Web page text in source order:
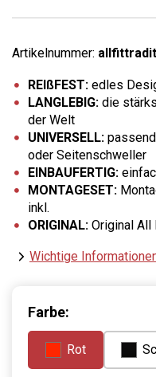
Artikelnummer:
REIßFEST: edles
LANGLEBIG: die
der Welt
UNIVERSELL:
oder Seitenschweller
EINBAUFERTIG:
MONTAGESET:
inkl.
ORIGINAL: Original All
Wichtige
Farbe:
Rot